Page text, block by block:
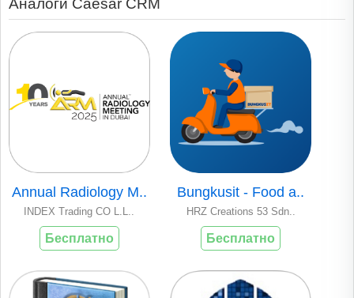
Аналоги Caesar CRM
Annual Radiology M..
INDEX Trading CO L.L..
Бесплатно
Bungkusit - Food a..
HRZ Creations 53 Sdn..
Бесплатно